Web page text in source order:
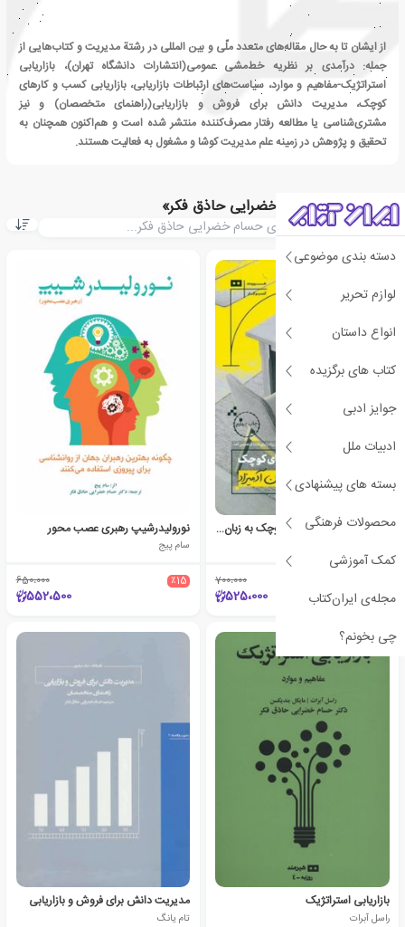
دسته بندی موضوعی
لوازم تحریر
انواع داستان
کتاب های برگزیده
جوایز ادبی
ادبیات ملل
بسته های پیشنهادی
محصولات فرهنگی
کمک آموزشی
مجله‌ی ایران‌کتاب
چی بخونم؟
از ایشان تا به حال مقاله‌های متعدد ملّی و بین المللی در رشتة مدیریت و کتاب‌هایی از
جمله: درآمدی بر نظریه خط‌مشی عمومی(انتشارات دانشگاه تهران)، بازاریابی
استراتژیک-مفاهیم و موارد، سیاست‌های ارتباطات بازاریابی، بازاریابی کسب و کارهای
کوچک، مدیریت دانش برای فروش و بازاریابی(راهنمای متخصصان) و نیز
مشتری‌شناسی یا مطالعه رفتار مصرف‌کننده منتشر شده است و هم‌­اکنون همچنان به
تحقيق و پژوهش در زمینه علم مديريت كوشا و مشغول به فعاليت هستند.
کتاب های «حسام خضرایی حاذق فکر»
پ
ی
ش
ن
ه
ا
د
و
ی
ژ
ه
بازاریابی کسب و کارهای کوچک به زبان آدمیزاد
700،000
525،000
نورولیدرشیپ رهبری عصب محور
سام پیج
٪15 650،000
552،500
بازاریابی استراتژیک
راسل آبرات
مدیریت دانش برای فروش و بازاریابی
تام یانگ